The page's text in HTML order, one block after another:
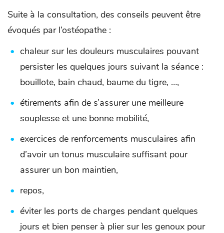
Suite à la consultation, des conseils peuvent être
évoqués par l’ostéopathe :
chaleur sur les douleurs musculaires pouvant
persister les quelques jours suivant la séance :
bouillote, bain chaud, baume du tigre, …,
étirements afin de s’assurer une meilleure
souplesse et une bonne mobilité,
exercices de renforcements musculaires afin
d’avoir un tonus musculaire suffisant pour
assurer un bon maintien,
repos,
éviter les ports de charges pendant quelques
jours et bien penser à plier sur les genoux pour